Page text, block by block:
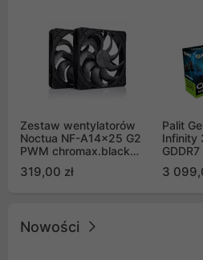
Zestaw wentylatorów
Noctua NF-A14x25 G2
PWM chromax.black
Push Pull (2szt)
319,00 zł
Palit
Infinity
3
Nowości